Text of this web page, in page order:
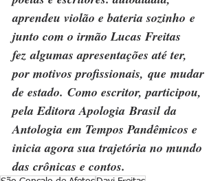
aprendeu violão e bateria sozinho e
junto com o irmão Lucas Freitas
fez algumas apresentações até ter,
por motivos profissionais, que mudar
de estado. Como escritor, participou,
pela Editora Apologia Brasil da
Antologia em Tempos Pandêmicos e
inicia agora sua trajetória no mundo
das crônicas e contos.